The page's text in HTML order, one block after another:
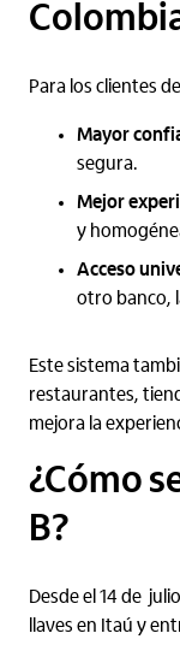
Para los clientes
Mayor
segura.
Mejor
y
Acceso
otro banco,
Este sistema
restaurantes,
mejora la
¿Cómo
B?
Desde el 14 de
llaves en Itaú y